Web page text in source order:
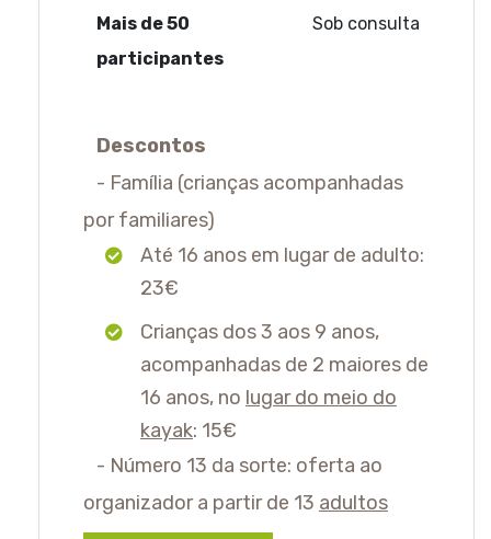
Mais de 50
participantes
Sob consulta
Descontos
- Família (crianças acompanhadas
por familiares)
Até 16 anos em lugar de adulto:
23€
Crianças dos 3 aos 9 anos,
acompanhadas de 2 maiores de
16 anos, no lugar do meio do
kayak: 15€
- Número 13 da sorte: oferta ao
organizador a partir de 13 adultos